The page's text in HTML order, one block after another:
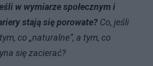
w wymiarze społecznym i
stają się porowate? Co, jeśli
co „naturalne”, a tym, co
się zacierać?